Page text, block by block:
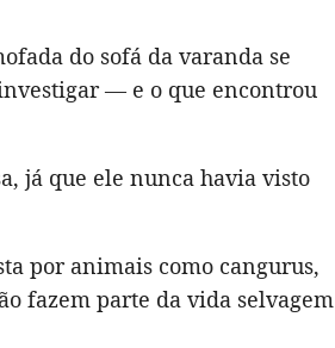
do sofá da varanda se
— e o que encontrou
já que ele nunca havia visto
por animais como cangurus,
fazem parte da vida selvagem